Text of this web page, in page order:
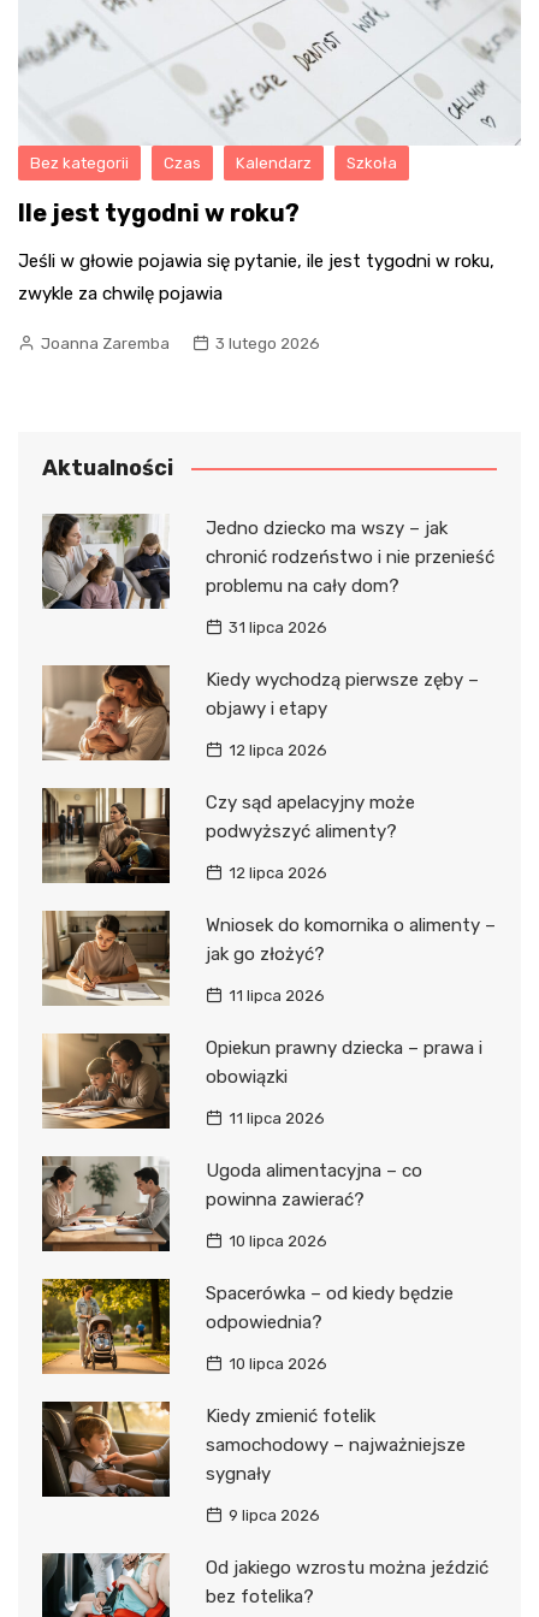
Bez kategorii Czas Kalendarz Szkoła
Ile jest tygodni w roku?
Jeśli w głowie pojawia się pytanie, ile jest tygodni w roku,
zwykle za chwilę pojawia
Joanna Zaremba 3 lutego 2026
Aktualności
Jedno dziecko ma wszy – jak
chronić rodzeństwo i nie przenieść
problemu na cały dom?
31 lipca 2026
Kiedy wychodzą pierwsze zęby –
objawy i etapy
12 lipca 2026
Czy sąd apelacyjny może
podwyższyć alimenty?
12 lipca 2026
Wniosek do komornika o alimenty –
jak go złożyć?
11 lipca 2026
Opiekun prawny dziecka – prawa i
obowiązki
11 lipca 2026
Ugoda alimentacyjna – co
powinna zawierać?
10 lipca 2026
Spacerówka – od kiedy będzie
odpowiednia?
10 lipca 2026
Kiedy zmienić fotelik
samochodowy – najważniejsze
sygnały
9 lipca 2026
Od jakiego wzrostu można jeździć
bez fotelika?